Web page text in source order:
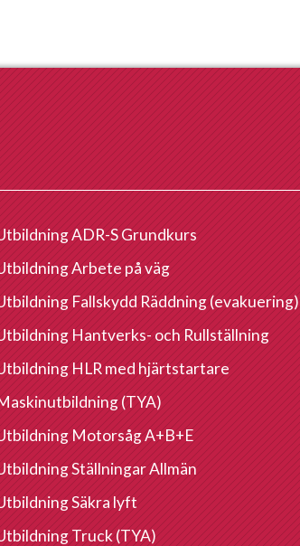
ADR-S Grundkurs
Arbete på väg
Fallskydd Räddning (evakuering)
Hantverks- och Rullställning
HLR med hjärtstartare
(TYA)
Motorsåg A+B+E
Ställningar Allmän
Säkra lyft
Truck (TYA)